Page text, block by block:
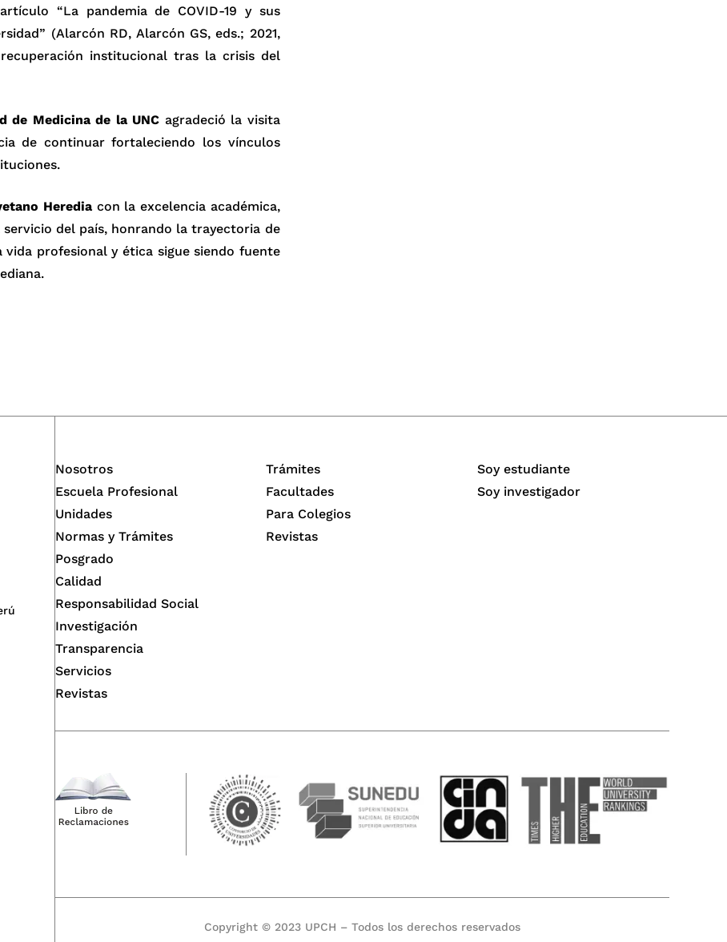
“La pandemia de COVID-19 y sus
(Alarcón RD, Alarcón GS, eds.; 2021,
institucional tras la crisis del
de Medicina de la UNC agradeció la visita
de continuar fortaleciendo los vínculos
Herediacon la excelencia académica,
del país, honrando la trayectoria de
vida profesional y ética sigue siendo fuente
Nosotros
Escuela Profesional
Unidades
Normas y Trámites
Posgrado
Calidad
Responsabilidad Social
Investigación
Transparencia
Servicios
Revistas
Trámites
Facultades
Para Colegios
Revistas
Soy estudiante
Soy investigador
Copyright © 2023 UPCH – Todos los derechos reservados